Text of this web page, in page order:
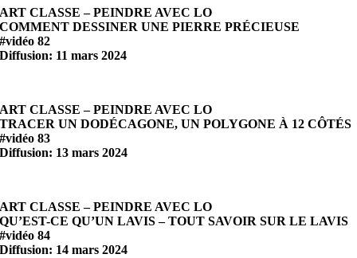
ART CLASSE – PEINDRE AVEC LO
COMMENT DESSINER UNE PIERRE PRÉCIEUSE
#vidéo 82
Diffusion: 11 mars 2024
ART CLASSE – PEINDRE AVEC LO
TRACER UN DODÉCAGONE, UN POLYGONE À 12 CÔTÉS
#vidéo 83
Diffusion: 13 mars 2024
ART CLASSE – PEINDRE AVEC LO
QU’EST-CE QU’UN LAVIS – TOUT SAVOIR SUR LE LAVIS
#vidéo 84
Diffusion: 14 mars 2024